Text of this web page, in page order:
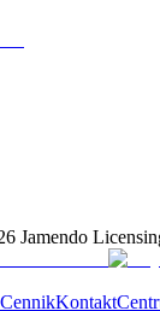
Jamendo
CennikKontakt